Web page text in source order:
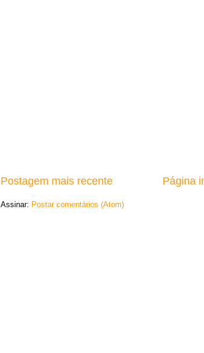
Postagem mais recente Página
Assinar: Postar comentários (Atom)